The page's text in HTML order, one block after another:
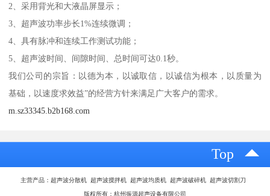
2、采用背光和大液晶屏显示；
3、超声波功率步长1%连续微调；
4、具有脉冲和连续工作测试功能；
5、超声波时间、间隙时间、总时间可达0.1秒。
我们公司的宗旨：以德为本，以诚取信，以诚信为根本，以质量为
基础，以速度求效益”的经营方针来满足广大客户的需求。
m.sz33345.b2b168.com
Top
主营产品：超声波分散机 超声波搅拌机 超声波均质机 超声波破碎机 超声波切割刀
版权所有：杭州振源超声设备有限公司